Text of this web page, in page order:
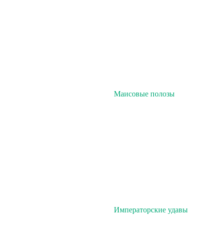
Маисовые полозы
Императорские удавы